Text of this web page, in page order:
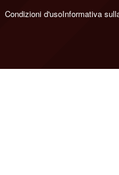
Condizioni d'usoInformativa